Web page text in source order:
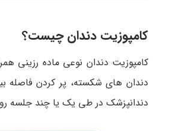
کامپوزیت دندان چیست؟
کامپوزیت دندان نوعی ماده رزینی
دندان های شکسته، پر کردن فاصله
دندانپزشک در طی یک یا چند جلسه